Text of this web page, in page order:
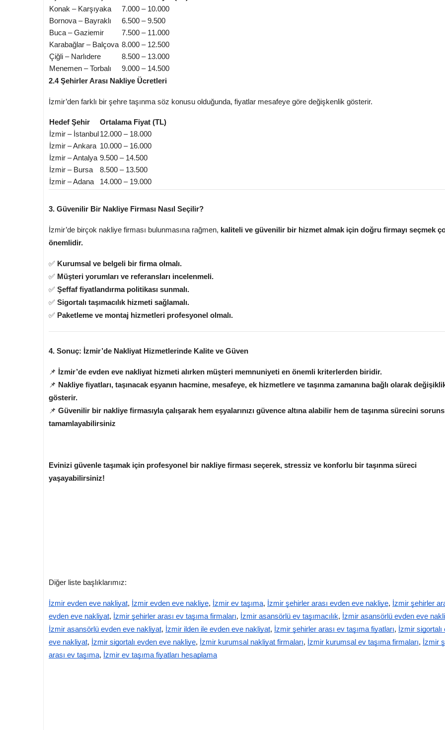
Konak – Karşıyaka
7.000 – 10.000
Bornova – Bayraklı
6.500 – 9.500
Buca – Gaziemir
7.500 – 11.000
Karabağlar – Balçova 8.000 – 12.500
Çiğli – Narlıdere
8.500 – 13.000
Menemen – Torbalı
9.000 – 14.500
2.4 Şehirler Arası Nakliye Ücretleri
İzmir’den farklı bir şehre taşınma söz konusu olduğunda, fiyatlar mesafeye göre değişkenlik gösterir.
Hedef Şehir
Ortalama Fiyat (TL)
İzmir – İstanbul12.000 – 18.000
İzmir – Ankara 10.000 – 16.000
İzmir – Antalya 9.500 – 14.500
İzmir – Bursa
8.500 – 13.500
İzmir – Adana
14.000 – 19.000
3. Güvenilir Bir Nakliye Firması Nasıl Seçilir?
İzmir’de birçok nakliye firması bulunmasına rağmen, kaliteli ve güvenilir bir hizmet almak için doğru firmayı seçmek
önemlidir.
✅ Kurumsal ve belgeli bir firma olmalı.
✅ Müşteri yorumları ve referansları incelenmeli.
✅ Şeffaf fiyatlandırma politikası sunmalı.
✅ Sigortalı taşımacılık hizmeti sağlamalı.
✅ Paketleme ve montaj hizmetleri profesyonel olmalı.
4. Sonuç: İzmir’de Nakliyat Hizmetlerinde Kalite ve Güven
📌 İzmir’de evden eve nakliyat hizmeti alırken müşteri memnuniyeti en önemli kriterlerden biridir.
📌 Nakliye fiyatları, taşınacak eşyanın hacmine, mesafeye, ek hizmetlere ve taşınma zamanına bağlı olarak
gösterir.
📌 Güvenilir bir nakliye firmasıyla çalışarak hem eşyalarınızı güvence altına alabilir hem de taşınma sürecini
tamamlayabilirsiniz
Evinizi güvenle taşımak için profesyonel bir nakliye firması seçerek, stressiz ve konforlu bir taşınma süreci
yaşayabilirsiniz!
Diğer liste başlıklarımız:
İzmir evden eve nakliyat, İzmir evden eve nakliye, İzmir ev taşıma, İzmir şehirler arası evden eve nakliye, İzmir şehirler
evden eve nakliyat, İzmir şehirler arası ev taşıma firmaları, İzmir asansörlü ev taşımacılık, İzmir asansörlü evden eve
İzmir asansörlü evden eve nakliyat, İzmir ilden ile evden eve nakliyat, İzmir şehirler arası ev taşıma fiyatları, İzmir sigortalı
eve nakliyat, İzmir sigortalı evden eve nakliye, İzmir kurumsal nakliyat firmaları, İzmir kurumsal ev taşıma firmaları, İzmir
arası ev taşıma, İzmir ev taşıma fiyatları hesaplama